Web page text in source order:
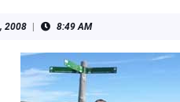
200828
2008
8:49 AM